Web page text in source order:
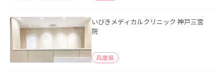
いびきメディカルクリニック 神戸三宮
院
兵庫県